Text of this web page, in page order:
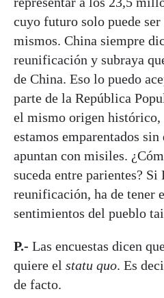
cuyo futuro solo puede
mismos. China siempre
reunificación y subraya
de China. Eso lo puedo
parte de la República
el mismo origen histórico,
estamos emparentados sin
apuntan con misiles.
suceda entre parientes?
reunificación, ha de tener
sentimientos del pueblo
P.- Las encuestas dicen
quiere el statu quo. Es
de facto.